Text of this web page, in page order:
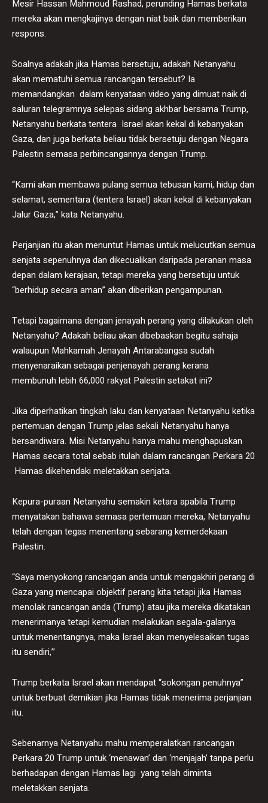
Mesir Hassan Mahmoud Rashad, perunding Hamas berkata
mereka akan mengkajinya dengan niat baik dan memberikan
respons.
Soalnya adakah jika Hamas bersetuju, adakah Netanyahu
akan mematuhi semua rancangan tersebut? Ia
memandangkan dalam kenyataan video yang dimuat naik di
saluran telegramnya selepas sidang akhbar bersama Trump,
Netanyahu berkata tentera Israel akan kekal di kebanyakan
Gaza, dan juga berkata beliau tidak bersetuju dengan Negara
Palestin semasa perbincangannya dengan Trump.
“Kami akan membawa pulang semua tebusan kami, hidup dan
selamat, sementara (tentera Israel) akan kekal di kebanyakan
Jalur Gaza,” kata Netanyahu.
Perjanjian itu akan menuntut Hamas untuk melucutkan semua
senjata sepenuhnya dan dikecualikan daripada peranan masa
depan dalam kerajaan, tetapi mereka yang bersetuju untuk
“berhidup secara aman” akan diberikan pengampunan.
Tetapi bagaimana dengan jenayah perang yang dilakukan oleh
Netanyahu? Adakah beliau akan dibebaskan begitu sahaja
walaupun Mahkamah Jenayah Antarabangsa sudah
menyenaraikan sebagai penjenayah perang kerana
membunuh lebih 66,000 rakyat Palestin setakat ini?
Jika diperhatikan tingkah laku dan kenyataan Netanyahu ketika
pertemuan dengan Trump jelas sekali Netanyahu hanya
bersandiwara. Misi Netanyahu hanya mahu menghapuskan
Hamas secara total sebab itulah dalam rancangan Perkara 20
Hamas dikehendaki meletakkan senjata.
Kepura-puraan Netanyahu semakin ketara apabila Trump
menyatakan bahawa semasa pertemuan mereka, Netanyahu
telah dengan tegas menentang sebarang kemerdekaan
Palestin.
“Saya menyokong rancangan anda untuk mengakhiri perang di
Gaza yang mencapai objektif perang kita tetapi jika Hamas
menolak rancangan anda (Trump) atau jika mereka dikatakan
menerimanya tetapi kemudian melakukan segala-galanya
untuk menentangnya, maka Israel akan menyelesaikan tugas
itu sendiri,’’
Trump berkata Israel akan mendapat “sokongan penuhnya”
untuk berbuat demikian jika Hamas tidak menerima perjanjian
itu.
Sebenarnya Netanyahu mahu memperalatkan rancangan
Perkara 20 Trump untuk ‘menawan’ dan ‘menjajah’ tanpa perlu
berhadapan dengan Hamas lagi yang telah diminta
meletakkan senjata.